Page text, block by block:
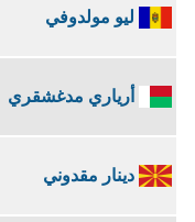
ليو مولدوفي
أرياري مدغشقري
دينار مقدوني